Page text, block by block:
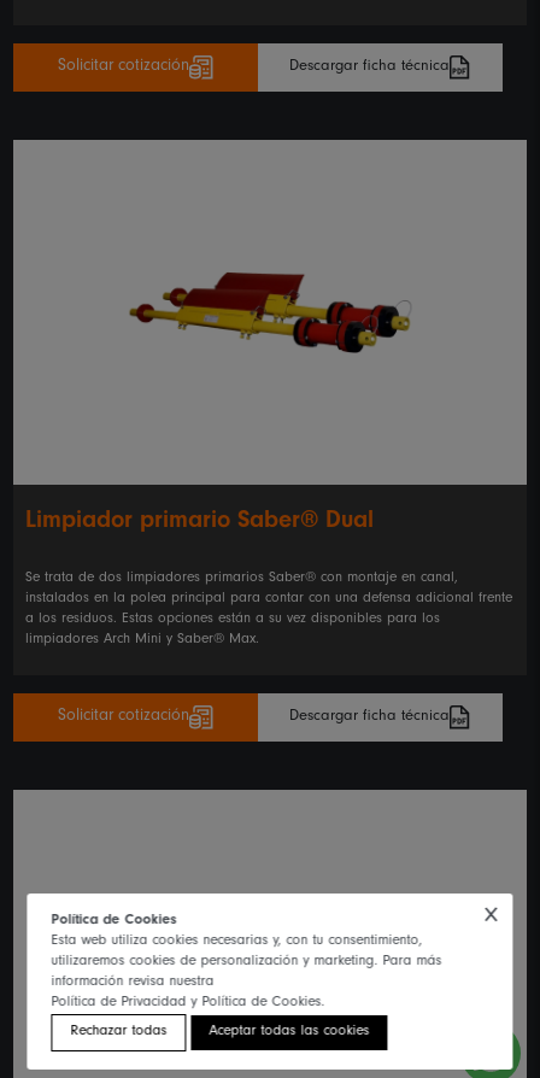
Solicitar cotización Descargar ficha técnica
Limpiador primario Saber® Dual
Se trata de dos limpiadores primarios Saber® con montaje en canal,
instalados en la polea principal para contar con una defensa adicional frente
a los residuos. Estas opciones están a su vez disponibles para los
limpiadores Arch Mini y Saber® Max.
Solicitar cotización Descargar ficha técnica
Política de Cookies
Esta web utiliza cookies necesarias y, con tu consentimiento,
utilizaremos cookies de personalización y marketing. Para más
información revisa nuestra
Política de Privacidad y Política de Cookies.
Rechazar todas
Aceptar todas las cookies